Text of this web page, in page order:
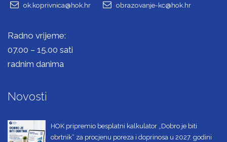
ok.koprivnica@hok.hr obrazovanje-kc@hok.hr
Radno vrijeme:
07.00 – 15.00 sati
radnim danima
Novosti
HOK pripremio besplatni kalkulator „Dobro je biti
obrtnik“ za procjenu poreza i doprinosa u 2027. godini